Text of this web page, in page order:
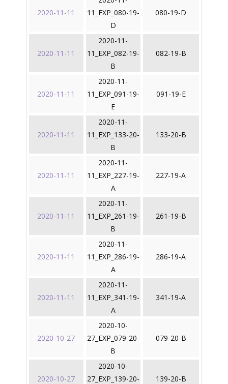
2020-11-11
11_EXP_080-19-
D
080-19-D
2020-11-11
2020-11-
11_EXP_082-19-
B
082-19-B
2020-11-11
2020-11-
11_EXP_091-19-
E
091-19-E
2020-11-11
2020-11-
11_EXP_133-20-
B
133-20-B
2020-11-11
2020-11-
11_EXP_227-19-
A
227-19-A
2020-11-11
2020-11-
11_EXP_261-19-
B
261-19-B
2020-11-11
2020-11-
11_EXP_286-19-
A
286-19-A
2020-11-11
2020-11-
11_EXP_341-19-
A
341-19-A
2020-10-27
2020-10-
27_EXP_079-20-
B
079-20-B
2020-10-27
2020-10-
27_EXP_139-20-
139-20-B